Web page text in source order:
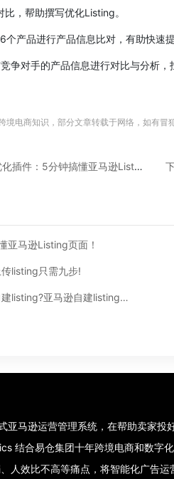
，帮助撰写优化Listing。
产品进行产品信息比对，有助快速
对手的产品信息进行对比与分析，
境电商知识，部分文章转载于网络，如有
上一篇：亚马逊listing优化插件：5分钟搞懂亚马逊Listing页面!
亚马逊Listing页面！
listing只需九步!
亚马逊如何自建listing?亚马逊自建listing优化技巧
逊运营管理系统，在帮助卖家投
结合易仓集团十年跨境电商和数字
人效比不高等痛点，将智能化广告